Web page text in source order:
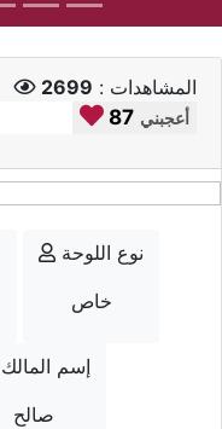
المشاهدات : 2699
87 أعجبني
نوع اللوحة
خاص
إسم المالك
صالح